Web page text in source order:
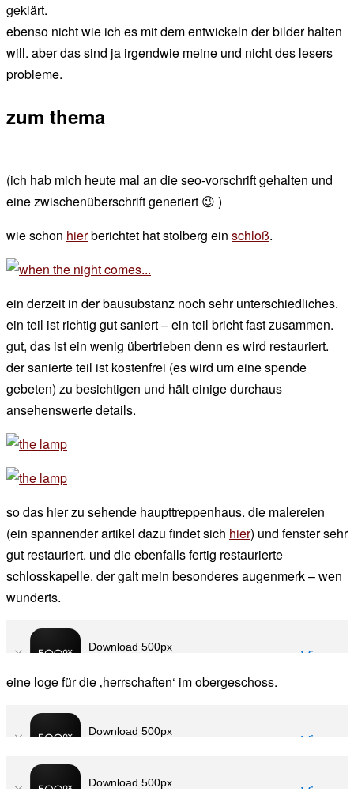
geklärt.
ebenso nicht wie ich es mit dem entwickeln der bilder halten
will. aber das sind ja irgendwie meine und nicht des lesers
probleme.
zum thema
(ich hab mich heute mal an die seo-vorschrift gehalten und
eine zwischenüberschrift generiert 😉 )
wie schon hierberichtet hat stolberg ein schloß.
ein derzeit in der bausubstanz noch sehr unterschiedliches.
ein teil ist richtig gut saniert – ein teil bricht fast zusammen.
gut, das ist ein wenig übertrieben denn es wird restauriert.
der sanierte teil ist kostenfrei (es wird um eine spende
gebeten) zu besichtigen und hält einige durchaus
ansehenswerte details.
so das hier zu sehende haupttreppenhaus. die malereien
(ein spannender artikel dazu findet sich hier) und fenster sehr
gut restauriert. und die ebenfalls fertig restaurierte
schlosskapelle. der galt mein besonderes augenmerk – wen
wunderts.
eine loge für die ‚herrschaften‘ im obergeschoss.